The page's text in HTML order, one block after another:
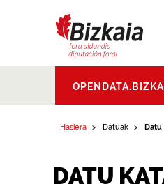
Aldundia.
Foral de Bizkaia
Hasiera Datuak Datu
DATU